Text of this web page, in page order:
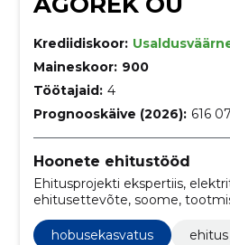
Krediidiskoor:
Maineskoor: 900
Töötajaid: 4
Prognooskäive (2026): 616
Hoonete ehitustööd
Ehitusprojekti ekspertiis,
ehitusettevõte, soome,
gaasitööd, Gaasipaigaldise
hobusekasvatus
ehitus